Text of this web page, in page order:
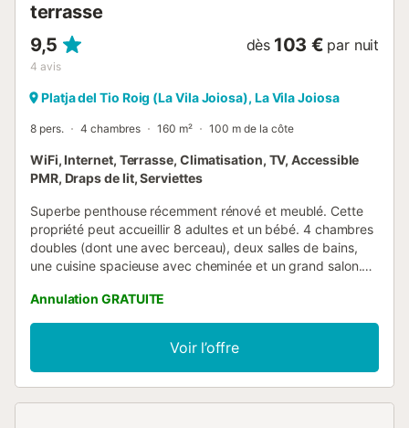
terrasse
9,5
4 avis
dès 103 € par nuit
Platja del Tio Roig (La Vila Joiosa), La Vila Joiosa
8 pers. 4 chambres 160 m² 100 m de la côte
WiFi, Internet, Terrasse, Climatisation, TV, Accessible
PMR, Draps de lit, Serviettes
Superbe penthouse récemment rénové et meublé. Cette
propriété peut accueillir 8 adultes et un bébé. 4 chambres
doubles (dont une avec berceau), deux salles de bains,
une cuisine spacieuse avec cheminée et un grand salon.
fantastique terrasse de 40 m² avec barbecue, donnant sur
le port et la mer Méditerranée. Immeuble avec
Annulation GRATUITE
Voir l’offre